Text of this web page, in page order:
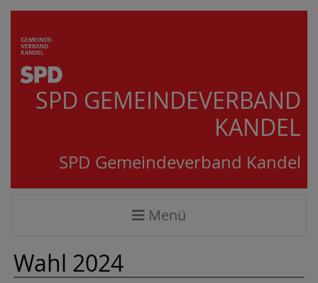
SPD GEMEINDEVERBAND
KANDEL
SPD Gemeindeverband Kandel
Menü
Wahl 2024